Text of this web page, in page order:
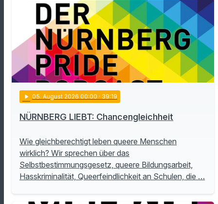
play_arrow 05. August 2026 00:00 · 39:19
NÜRNBERG LIEBT: Chancengleichheit
Wie gleichberechtigt leben queere Menschen
wirklich? Wir sprechen über das
Selbstbestimmungsgesetz, queere Bildungsarbeit,
Hasskriminalität, Queerfeindlichkeit an Schulen, die …